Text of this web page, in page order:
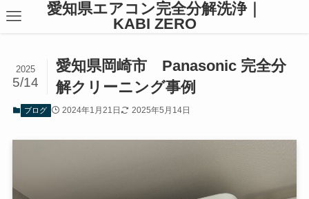
愛知県エアコン完全分解洗浄｜
KABI ZERO
愛知県岡崎市 Panasonic 完全分
解クリーニング事例
2025
5/14
ブログ 2024年1月21日 2025年5月14日